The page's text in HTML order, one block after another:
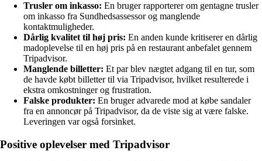
Trusler om inkasso: En bruger rapporterer om gentagne trusler
om inkasso fra Sundhedsassessor og manglende
kontaktmuligheder.
Dårlig kvalitet til høj pris: En anden kunde kritiserer en dårlig
madoplevelse til en høj pris på en restaurant anbefalet gennem
Tripadvisor.
Manglende billetter: Et par blev nægtet adgang til en tur, som
de havde købt billetter til via Tripadvisor, hvilket resulterede i
ekstra omkostninger og frustration.
Falske produkter: En bruger advarede mod at købe sandaler
fra en annoncør på Tripadvisor, da de viste sig at være falske.
Leveringen var også forsinket.
Positive oplevelser med Tripadvisor